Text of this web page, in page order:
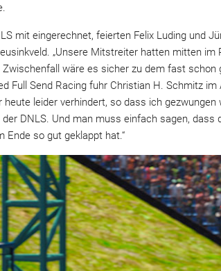
mit eingerechnet, feierten Felix Luding und
„Unsere Mitstreiter hatten mitten im
wäre es sicher zu dem fast schon
Full Send Racing fuhr Christian H. Schmitz im
leider verhindert, so dass ich gezwungen
DNLS. Und man muss einfach sagen, dass
Ende so gut geklappt hat.“